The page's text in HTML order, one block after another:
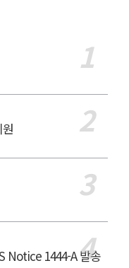
Notice 1444-A 발송